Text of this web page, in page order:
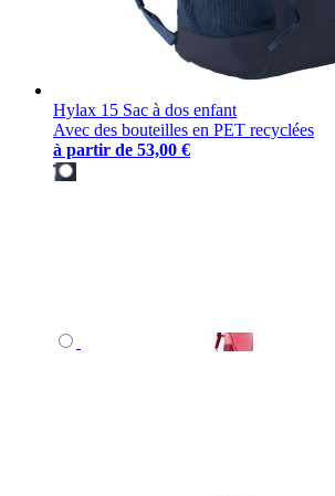
Hylax 15 Sac à dos enfant
Avec des bouteilles en PET recyclées
à partir de 53,00 €